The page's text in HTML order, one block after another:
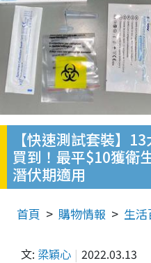
【快速測試套裝】
買到！最平$10獲衛
潛伏期適用
首頁 購物情報 生活
文: 梁穎心 2022.03.13